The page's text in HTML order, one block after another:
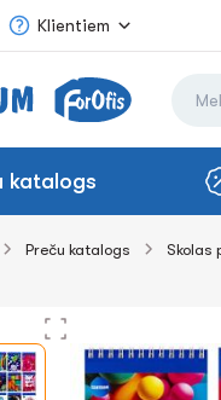
Klientiem
katalogs
Preču katalogs Skolas